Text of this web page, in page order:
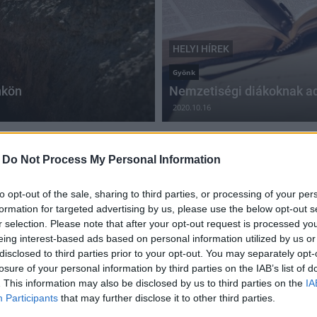
Do Not Process My Personal Information
opt-out of the sale, sharing to third parties, or processing of your
for targeted advertising by us, please use the below opt-out
selection. Please note that after your opt-out request is processed
interest-based ads based on personal information utilized by us
to third parties prior to your opt-out. You may separately
of your personal information by third parties on the IAB’s list of
This information may also be disclosed by us to third parties on the
Participants that may further disclose it to other third parties.
HELYI HÍREK
Gyönk
Nemzetiségi diákoknak
2020.10.16
Háromszáz gyereknek kezdődött új
tornateremben az év Gyönkön
2018.09.05
A társadalmi felelősségvállalásra komoly gondot fordító
Duna Aszfalt 21,5 millió forintot adományozott az
iskolának, amely egy híres gyerekkórust is kinevelt.